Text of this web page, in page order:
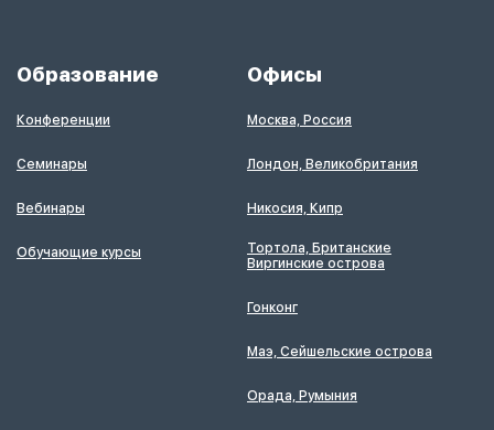
Образование
Конференции
Семинары
Вебинары
Обучающие курсы
Офисы
Москва, Россия
Лондон, Великобритания
Никосия, Кипр
Тортола, Британские
Виргинские острова
Гонконг
Маэ, Сейшельские острова
Орада, Румыния